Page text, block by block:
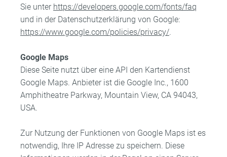
Sie unter https://developers.google.com/fonts/faq
und in der Datenschutzerklärung von Google:
https://www.google.com/policies/privacy/.
Google Maps
Diese Seite nutzt über eine API den Kartendienst
Google Maps. Anbieter ist die Google Inc., 1600
Amphitheatre Parkway, Mountain View, CA 94043,
USA.
Zur Nutzung der Funktionen von Google Maps ist es
notwendig, Ihre IP Adresse zu speichern. Diese